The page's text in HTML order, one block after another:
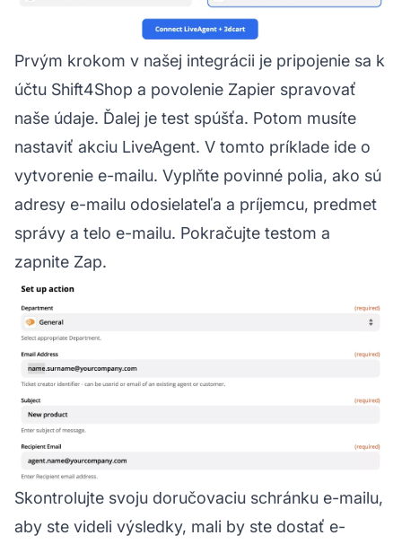
Prvým krokom v našej integrácii je pripojenie sa k
účtu Shift4Shop a povolenie Zapier spravovať
naše údaje. Ďalej je test spúšťa. Potom musíte
nastaviť akciu LiveAgent. V tomto príklade ide o
vytvorenie e-mailu. Vyplňte povinné polia, ako sú
adresy e-mailu odosielateľa a príjemcu, predmet
správy a telo e-mailu. Pokračujte testom a
zapnite Zap.
Skontrolujte svoju doručovaciu schránku e-mailu,
aby ste videli výsledky, mali by ste dostať e-